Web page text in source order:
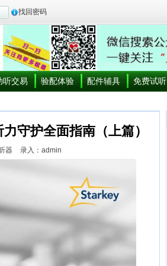
找回密码
听交易 验配体验 配件辅具 免费试听
守护全面指南（上篇）
器 录入：admin